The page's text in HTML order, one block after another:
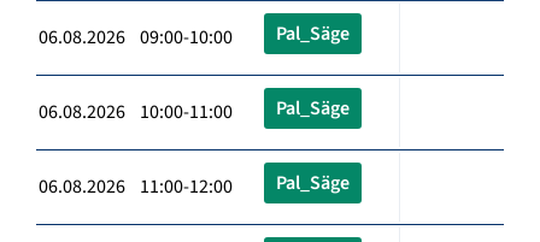
06.08.2026 09:00-10:00 Pal_Säge
06.08.2026 10:00-11:00 Pal_Säge
06.08.2026 11:00-12:00 Pal_Säge